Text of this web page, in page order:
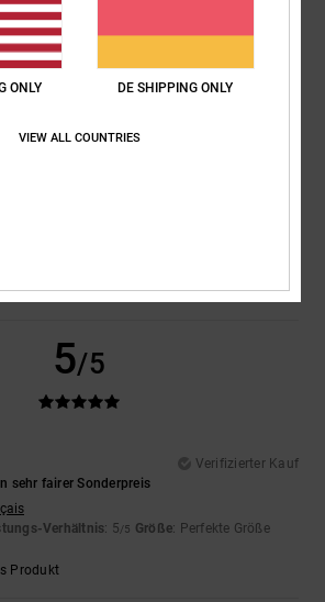
Produkt
5
Produkt
5/5
Verifizierter Kauf
sehr fairer Sonderpreis
Verhältnis: 5/5 Größe: Perfekte Größe
Produkt
ONLY DE SHIPPING ONLY
VIEW ALL COUNTRIES